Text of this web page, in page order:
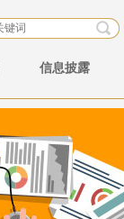
信息披露